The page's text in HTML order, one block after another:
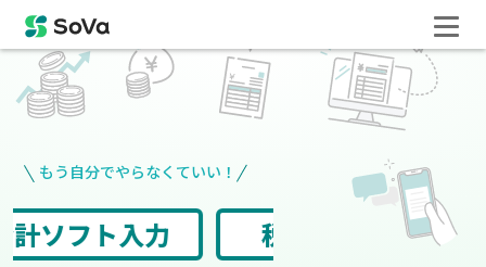
もう自分でやらなくていい！
請求書や領収書 役所手続き